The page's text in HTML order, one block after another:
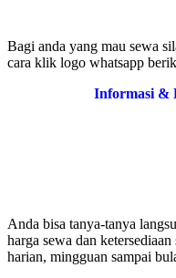
Bagi anda yang mau sewa
cara klik logo whatsapp
Informasi &
Anda bisa tanya-tanya
harga sewa dan
harian, mingguan sampai